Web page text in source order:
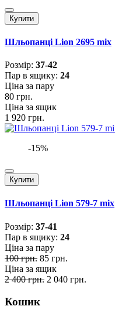
Купити
Шльопанці Lion 2695 mix
Розмiр: 37-42
Пар в ящику: 24
Ціна за пару
80 грн.
Ціна за ящик
1 920 грн.
-15%
Купити
Шльопанці Lion 579-7 mix
Розмiр: 37-41
Пар в ящику: 24
Ціна за пару
100 грн. 85 грн.
Ціна за ящик
2 400 грн. 2 040 грн.
Кошик